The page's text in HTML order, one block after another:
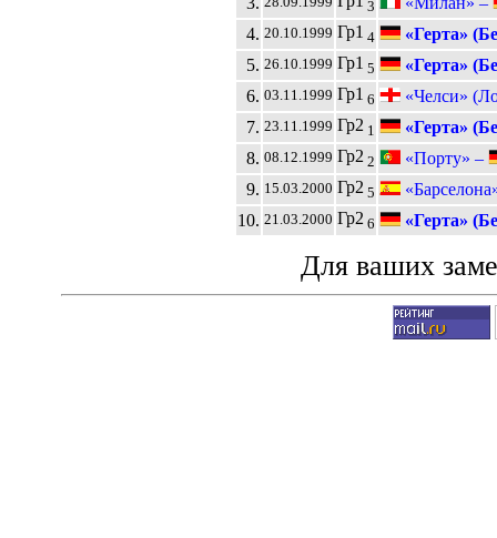
3
4. 20.10.1999 Гр1 4
«Герта»
5. 26.10.1999 Гр1 5
«Герта»
6. 03.11.1999 Гр1 6
«Челси»
7. 23.11.1999 Гр2 1
«Герта»
8. 08.12.1999 Гр2 2
«Порту» –
9. 15.03.2000 Гр2 5
10. 21.03.2000 Гр2 6 «Герта»
Для ваших